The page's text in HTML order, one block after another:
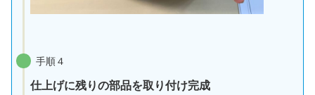
手順４
仕上げに残りの部品を取り付け完成